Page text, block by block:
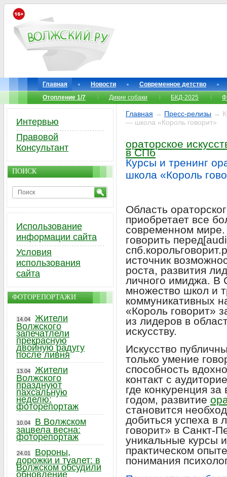
Главная Новости
Современное детство
Отопление 1/7
Дикие собаки БКД-2025
Главная → Пресс-релизы →
— школа «Король говорит»
ораторское
в СПб
Курсы и тренинг
школа «Король
Область
приобретает все
современном
говорить
источник
роста, развития
личного имиджа. В
множество школ и
коммуникативных
«Король говорит»
из лидеров в
искусству.
Искусство
только умение
способность
контакт с
где конкуренция
годом, развитие
становится
добиться успеха
говорит» в Санкт-
уникальные курсы
практическом
понимания
Интервью
Правовой
Консультант
ПОИСК
Использование
информации сайта
Условия
использования
сайта
ФОТОРЕПОРТАЖИ
14.04
Жители
Волжского
запечатлели
прекрасную
двойную радугу
после ливня
13.04
Жители
Волжского
празднуют
пахсальную
неделю:
фоторепортаж
10.04
В Волжском
зацвела весна:
фоторепортаж
24.01
Вороны,
дорожки и туалет: в
Волжском обсудили
обновление